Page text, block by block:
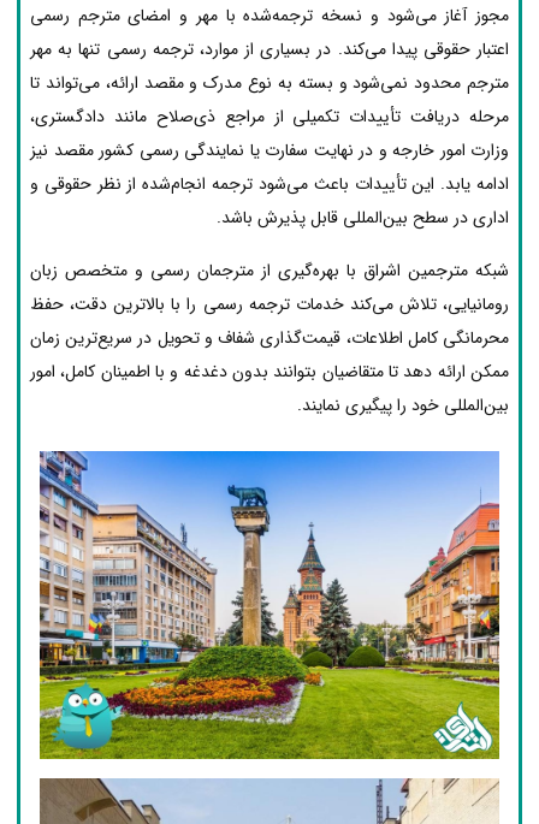
مجوز آغاز می‌شود و نسخه ترجمه‌شده با مهر و امضای مترجم رسمی
اعتبار حقوقی پیدا می‌کند. در بسیاری از موارد، ترجمه رسمی تنها به مهر
مترجم محدود نمی‌شود و بسته به نوع مدرک و مقصد ارائه، می‌تواند تا
مرحله دریافت تأییدات تکمیلی از مراجع ذی‌صلاح مانند دادگستری،
وزارت امور خارجه و در نهایت سفارت یا نمایندگی رسمی کشور مقصد نیز
ادامه یابد. این تأییدات باعث می‌شود ترجمه انجام‌شده از نظر حقوقی و
اداری در سطح بین‌المللی قابل پذیرش باشد.
شبکه مترجمین اشراق با بهره‌گیری از مترجمان رسمی و متخصص زبان
رومانیایی، تلاش می‌کند خدمات ترجمه رسمی را با بالاترین دقت، حفظ
محرمانگی کامل اطلاعات، قیمت‌گذاری شفاف و تحویل در سریع‌ترین زمان
ممکن ارائه دهد تا متقاضیان بتوانند بدون دغدغه و با اطمینان کامل، امور
بین‌المللی خود را پیگیری نمایند.